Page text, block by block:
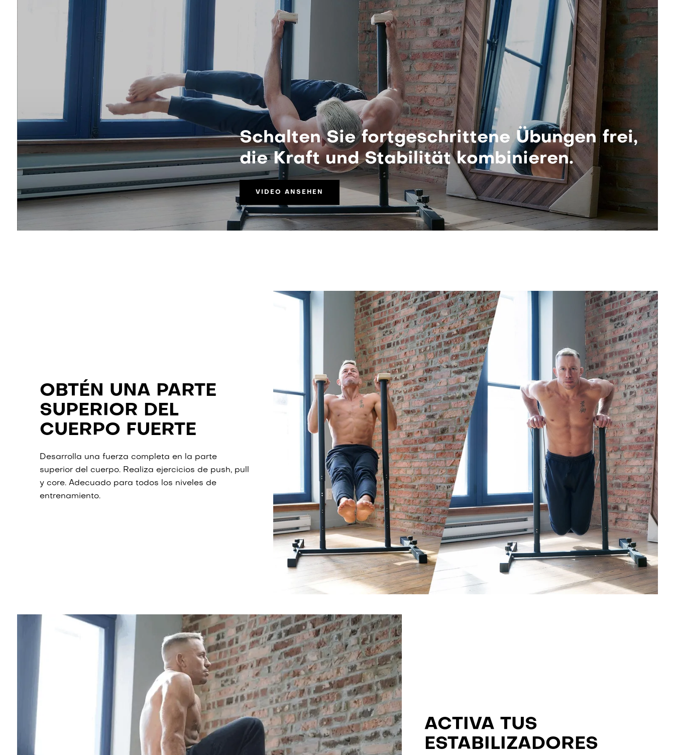
Longitud de las patas: 82cm (extendidas) y 25cm (plegadas)
Material: acero y mangos de contrachapado
Peso del producto: 11.8kg
equipamiento, lo arreglaremos de forma gratuita. Lee acerca de
nuestra política de garantía y devolución
aquí.
Schalten Sie fortgeschrittene Übungen frei,
die Kraft und Stabilität kombinieren.
VIDEO ANSEHEN
OBTÉN UNA PARTE
SUPERIOR DEL
CUERPO FUERTE
Desarrolla una fuerza completa en la parte
superior del cuerpo. Realiza ejercicios de push, pull
y core. Adecuado para todos los niveles de
entrenamiento.
ACTIVA TUS
ESTABILIZADORES